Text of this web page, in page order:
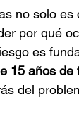
no solo es
por qué
es
15 años de
del